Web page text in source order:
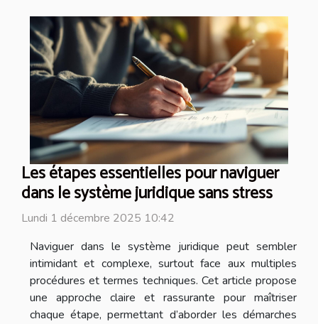
Les étapes essentielles pour naviguer
dans le système juridique sans stress
Lundi 1 décembre 2025 10:42
Naviguer dans le système juridique peut sembler
intimidant et complexe, surtout face aux multiples
procédures et termes techniques. Cet article propose
une approche claire et rassurante pour maîtriser
chaque étape, permettant d’aborder les démarches